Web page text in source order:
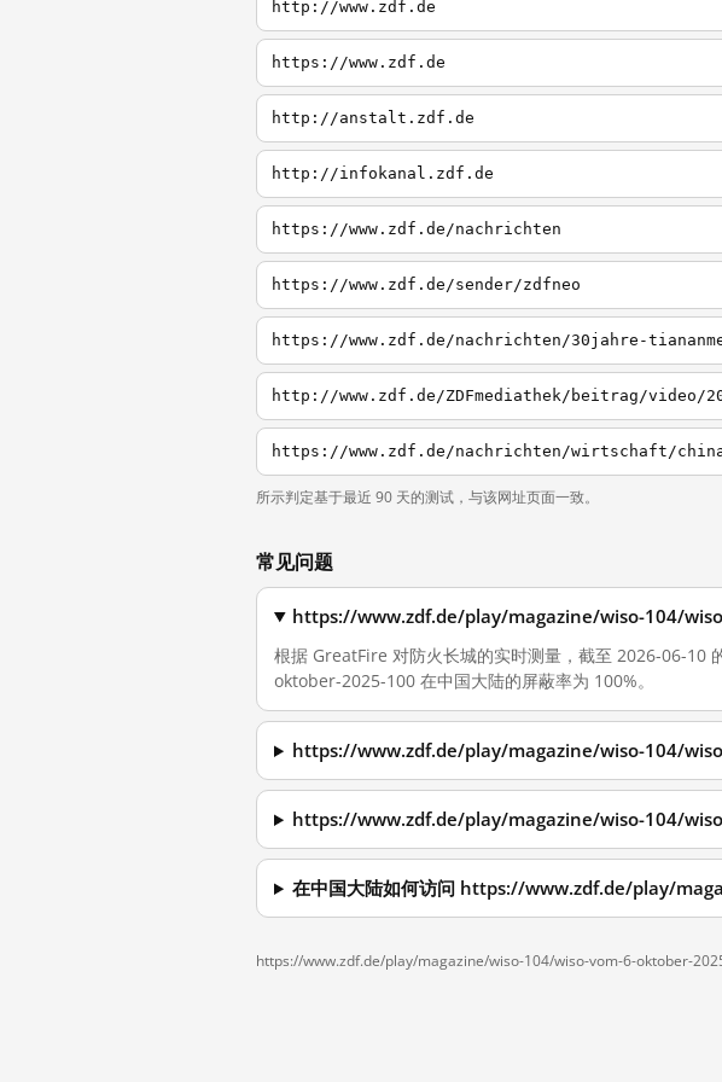
http://www.zdf.de
https://www.zdf.de
http://anstalt.zdf.de
http://infokanal.zdf.de
https://www.zdf.de/nachrichten
https://www.zdf.de/sender/zdfneo
https://www.zdf.de/nachrichten/30jahre-
http://www.zdf.de/ZDFmediathek/beitrag/video/
https://www.zdf.de/nachrichten/wirtschaft/china-
所示判定基于最近 90 天的测试，与该网址页面一致。
常见问题
https://www.zdf.de/play/magazine/wiso-104/
根据 GreatFire 对防火长城的实时测量，截至 2026-06-
oktober-2025-100 在中国大陆的屏蔽率为 100%。
https://www.zdf.de/play/magazine/wiso-104/
https://www.zdf.de/play/magazine/wiso-104/
在中国大陆如何访问 https://www.zdf.de/play/
https://www.zdf.de/play/magazine/wiso-104/wiso-vom-6-oktober-